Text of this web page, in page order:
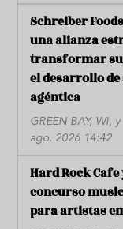
Schreiber
una alianza
transformar
el desarrollo
agéntica
GREEN BAY, WI,
ago. 2026 14:42
Hard Rock
concurso
para artistas